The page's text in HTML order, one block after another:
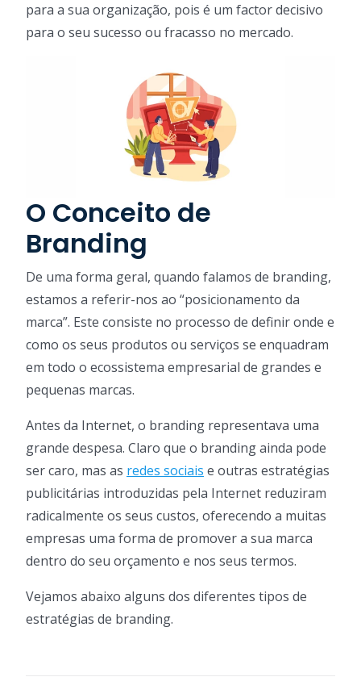
para a sua organização, pois é um factor decisivo
para o seu sucesso ou fracasso no mercado.
O Conceito de
Branding
De uma forma geral, quando falamos de branding,
estamos a referir-nos ao “posicionamento da
marca”. Este consiste no processo de definir onde e
como os seus produtos ou serviços se enquadram
em todo o ecossistema empresarial de grandes e
pequenas marcas.
Antes da Internet, o branding representava uma
grande despesa. Claro que o branding ainda pode
ser caro, mas as redes sociais e outras estratégias
publicitárias introduzidas pela Internet reduziram
radicalmente os seus custos, oferecendo a muitas
empresas uma forma de promover a sua marca
dentro do seu orçamento e nos seus termos.
Vejamos abaixo alguns dos diferentes tipos de
estratégias de branding.